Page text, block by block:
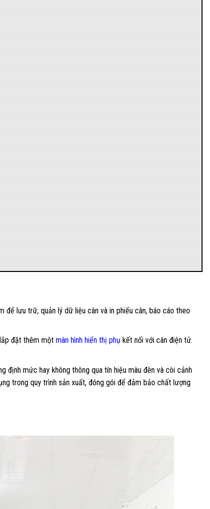
để lưu trữ, quản lý dữ liệu cân và in phiếu cân, báo cáo theo
đặt thêm một màn hình hiển thị phụ kết nối với cân điện tử.
định mức hay không thông qua tín hiệu màu đèn và còi cảnh
trong quy trình sản xuất, đóng gói để đảm bảo chất lượng